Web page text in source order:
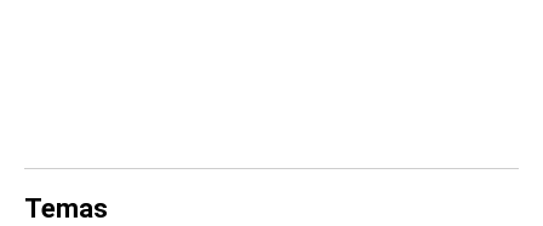
Temas